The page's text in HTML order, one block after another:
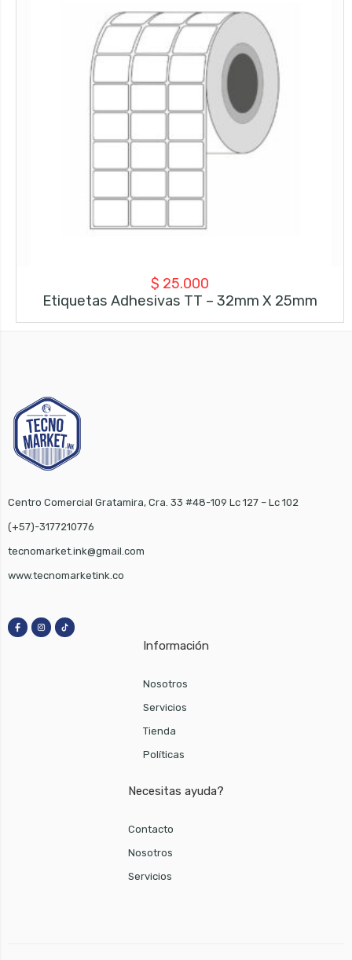
$ 25.000
Etiquetas Adhesivas TT – 32mm X 25mm
Centro Comercial Gratamira, Cra. 33 #48-109 Lc 127 – Lc 102
(+57)-3177210776
tecnomarket.ink@gmail.com
www.tecnomarketink.co
Información
Nosotros
Servicios
Tienda
Políticas
Necesitas ayuda?
Contacto
Nosotros
Servicios